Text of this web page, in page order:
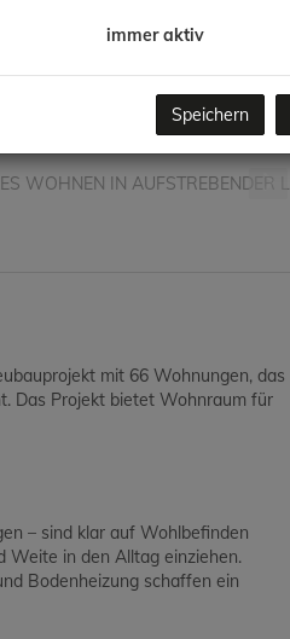
mit 66 Wohnungen, das
Das Projekt bietet Wohnraum für
– sind klar auf Wohlbefinden
Weite in den Alltag einziehen.
Bodenheizung schaffen ein
immer aktiv
Speichern